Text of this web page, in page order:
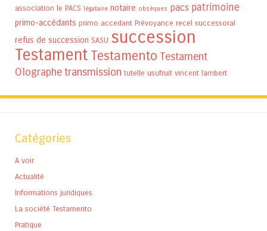
association le PACS légataire notaire obsèques pacs patrimoine
primo-accédants primo accedant Prévoyance recel successoral
refus de succession SASU succession
Testament Testamento Testament
Olographetransmission tutelle usufruit vincent lambert
Catégories
A voir
Actualité
Informations juridiques
La société Testamento
Pratique